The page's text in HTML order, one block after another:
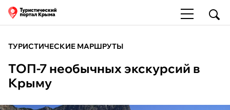
ТУРИСТИЧЕСКИЕ МАРШРУТЫ
ТОП-7 необычных экскурсий в
Крыму